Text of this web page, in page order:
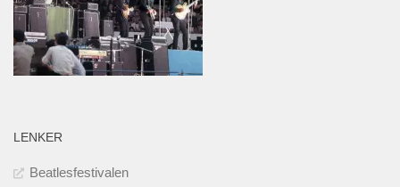
LENKER
Beatlesfestivalen